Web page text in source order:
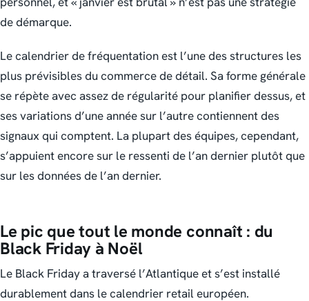
de démarque.
Le calendrier de fréquentation est l’une des structures les
plus prévisibles du commerce de détail. Sa forme générale
se répète avec assez de régularité pour planifier dessus, et
ses variations d’une année sur l’autre contiennent des
signaux qui comptent. La plupart des équipes, cependant,
s’appuient encore sur le ressenti de l’an dernier plutôt que
sur les données de l’an dernier.
Le pic que tout le monde connaît : du
Black Friday à Noël
Le Black Friday a traversé l’Atlantique et s’est installé
durablement dans le calendrier retail européen.